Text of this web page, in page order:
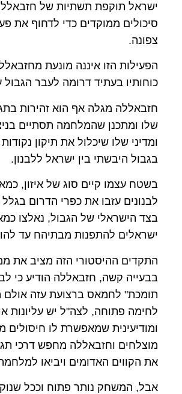
ישראל תוקפת תשתיות של
סיכולים ממוקדים כדי לדחוף את
צפונה.
הפעילות הזו איננה מונעת
כוחותיו בעתיד דרומה לעבר
חזבאללה מגלה אף הוא זהירות
שלו ומתכנן שהמלחמה תסתיים
ומדיני שלו שיכלול את תיקון
בגבול היבשתי בין ישראל ללבנון.
בשטח עצמו קיים סוג של איזון,
לבנונים עזבו את כפרי הדרום
בצד הישראלי של הגבול, נאלצו
ישראלים להתפנות מבתיהח עד
התקדים ההיסטורי הזה מציב את
בבעייה קשה, חזבאללה הודיע כי
תומכת" לחמאס ברצועת עזה אולם
לחימה פתוחה, לצה"ל יש עליונות
ומודיעינית שמאפשרת לו חיסולים
מוצלחים וחזבאללה מחפש דרכי
את הקווים האדומים ויביאו
אבל, המשחק נותר פתוח וככל